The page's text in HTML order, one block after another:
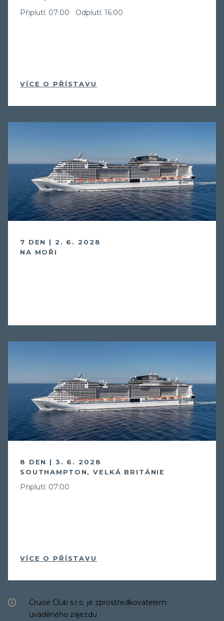
Připlutí: 07:00 Odplutí: 16:00
VÍCE O PŘÍSTAVU
7 DEN | 2. 6. 2028
NA MOŘI
8 DEN | 3. 6. 2028
SOUTHAMPTON, VELKÁ BRITÁNIE
Připlutí: 07:00
VÍCE O PŘÍSTAVU
Cruise Club s.r.o. je zprostředkovatelem
uváděného zájezdu